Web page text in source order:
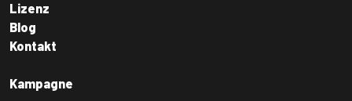
Lizenz
Blog
Kontakt
Kampagne